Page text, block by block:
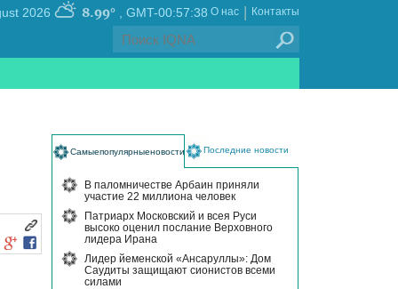
GMT-00:57:38
8.99° Контакты
|
О нас
Самыепопулярныеновости Последние новости
В паломничестве Арбаин приняли
участие 22 миллиона человек
Патриарх Московский и всея Руси
высоко оценил послание Верховного
лидера Ирана
Лидер йеменской «Ансаруллы»: Дом
Саудиты защищают сионистов всеми
силами